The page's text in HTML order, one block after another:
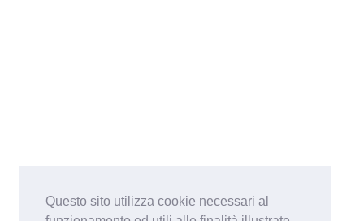
Questo sito utilizza cookie necessari al